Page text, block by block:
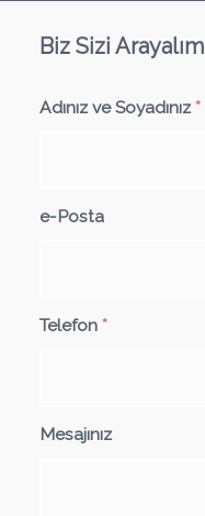
Biz Sizi Arayalım
Adınız ve Soyadınız *
e-Posta
Telefon *
Mesajınız